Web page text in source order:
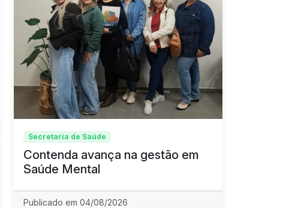
Secretaria de Saúde
Contenda avança na gestão em
Saúde Mental
Publicado em 04/08/2026